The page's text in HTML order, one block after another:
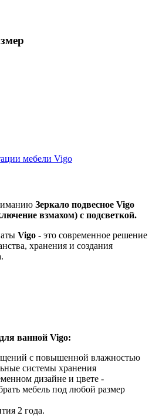
мебели Vigo
Зеркало подвесное Vigo
взмахом) с подсветкой.
Vigo - это современное решение
хранения и создания
ванной Vigo:
с повышенной влажностью
системы хранения
дизайне и цвете -
мебель под любой размер
2 года.